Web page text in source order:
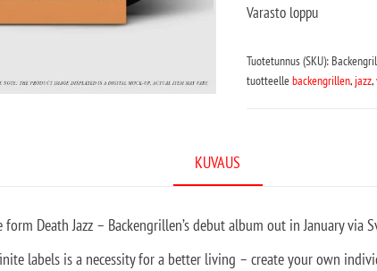
Varasto loppu
Tuotetunnus (SKU):
tuotteellebackengrillen, jazz,
KUVAUS
Death Jazz – Backengrillen’s debut album out in January via
labels is a necessity for a better living – create your own